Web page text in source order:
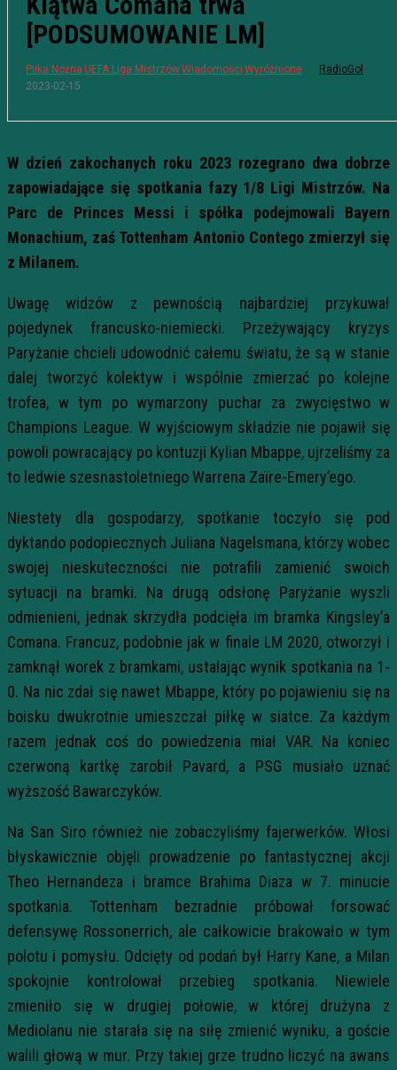
[PODSUMOWANIE LM]
Piłka Nożna UEFA Liga MistrzówWiadomości Wyróżnione
RadioGol
2023-02-15
W dzień zakochanych roku 2023 rozegrano dwa dobrze
zapowiadające się spotkania fazy 1/8 Ligi Mistrzów. Na
Parc de Princes Messi i spółka podejmowali Bayern
Monachium, zaś Tottenham Antonio Contego zmierzył się
z Milanem.
Uwagę widzów z pewnością najbardziej przykuwał
pojedynek francusko-niemiecki. Przeżywający kryzys
Paryżanie chcieli udowodnić całemu światu, że są w stanie
dalej tworzyć kolektyw i wspólnie zmierzać po kolejne
trofea, w tym po wymarzony puchar za zwycięstwo w
Champions League. W wyjściowym składzie nie pojawił się
powoli powracający po kontuzji Kylian Mbappe, ujrzeliśmy za
to ledwie szesnastoletniego Warrena Zaïre-Emery’ego.
Niestety dla gospodarzy, spotkanie toczyło się pod
dyktando podopiecznych Juliana Nagelsmana, którzy wobec
swojej nieskuteczności nie potrafili zamienić swoich
sytuacji na bramki. Na drugą odsłonę Paryżanie wyszli
odmienieni, jednak skrzydła podcięła im bramka Kingsley’a
Comana. Francuz, podobnie jak w finale LM 2020, otworzył i
zamknął worek z bramkami, ustalając wynik spotkania na 1-
0. Na nic zdał się nawet Mbappe, który po pojawieniu się na
boisku dwukrotnie umieszczał piłkę w siatce. Za każdym
razem jednak coś do powiedzenia miał VAR. Na koniec
czerwoną kartkę zarobił Pavard, a PSG musiało uznać
wyższość Bawarczyków.
Na San Siro również nie zobaczyliśmy fajerwerków. Włosi
błyskawicznie objęli prowadzenie po fantastycznej akcji
Theo Hernandeza i bramce Brahima Diaza w 7. minucie
spotkania. Tottenham bezradnie próbował forsować
defensywę Rossonerrich, ale całkowicie brakowało w tym
polotu i pomysłu. Odcięty od podań był Harry Kane, a Milan
spokojnie kontrolował przebieg spotkania. Niewiele
zmieniło się w drugiej połowie, w której drużyna z
Mediolanu nie starała się na siłę zmienić wyniku, a goście
walili głową w mur. Przy takiej grze trudno liczyć na awans